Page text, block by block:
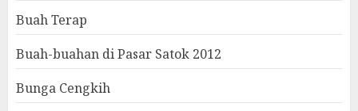
Buah Terap
Buah-buahan di Pasar Satok 2012
Bunga Cengkih